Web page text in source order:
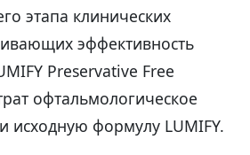
этапа клинических
эффективность
Preservative Free
офтальмологическое
исходную формулу LUMIFY.